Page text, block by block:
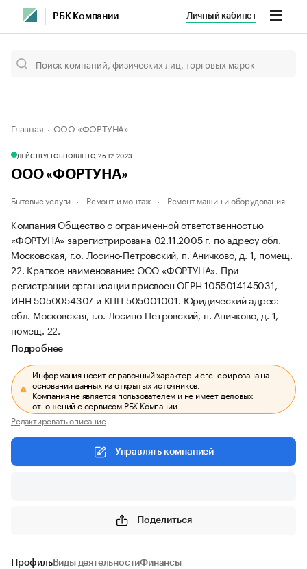
РБК Компании Личный кабинет
Главная ООО «ФОРТУНА»
ДЕЙСТВУЕТОБНОВЛЕНО, 26.12.2023
ООО «ФОРТУНА»
Бытовые услуги Ремонт и монтаж Ремонт машин и оборудования
Компания Общество с ограниченной ответственностью
«ФОРТУНА» зарегистрирована 02.11.2005 г. по адресу обл.
Московская, г.о. Лосино-Петровский, п. Аничково, д. 1, помещ.
22. Краткое наименование: ООО «ФОРТУНА». При
регистрации организации присвоен ОГРН 1055014145031,
ИНН 5050054307 и КПП 505001001. Юридический адрес:
обл. Московская, г.о. Лосино-Петровский, п. Аничково, д. 1,
помещ. 22.
Подробнее
Информация носит справочный характер и сгенерирована на
основании данных из открытых источников.
Компания не является пользователем и не имеет деловых
отношений с сервисом РБК Компании.
Редактировать описание
Управлять компанией
Поделиться
ПрофильВиды деятельностиФинансы